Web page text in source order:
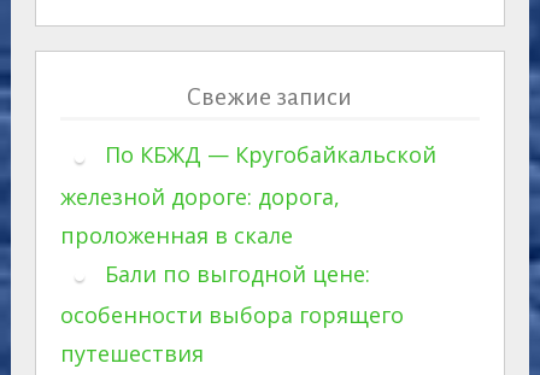
Свежие записи
По КБЖД — Кругобайкальской
железной дороге: дорога,
проложенная в скале
Бали по выгодной цене:
особенности выбора горящего
путешествия